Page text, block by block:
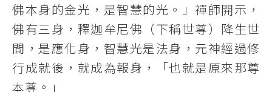
佛本身的金光，是智慧的光。」禪師開示，
佛有三身，釋迦牟尼佛（下稱世尊）降生世
間，是應化身，智慧光是法身，元神經過修
行成就後，就成為報身，「也就是原來那尊
本尊。」